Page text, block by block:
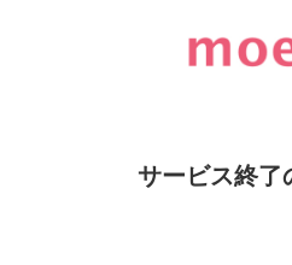
サービス終了